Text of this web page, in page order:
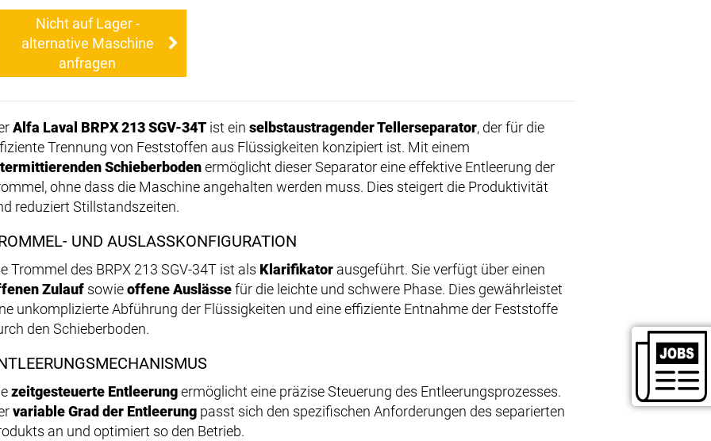
Nicht auf Lager -
alternative Maschine
anfragen
Alfa Laval BRPX 213 SGV-34T ist ein selbstaustragender Tellerseparator, der für die
Trennung von Feststoffen aus Flüssigkeiten konzipiert ist. Mit einem
Schieberbodenermöglicht dieser Separator eine effektive Entleerung der
ohne dass die Maschine angehalten werden muss. Dies steigert die Produktivität
reduziert Stillstandszeiten.
UND AUSLASSKONFIGURATION
Trommel des BRPX 213 SGV-34T ist als Klarifikator ausgeführt. Sie verfügt über einen
Zulauf sowieoffene Auslässefür die leichte und schwere Phase. Dies gewährleistet
unkomplizierte Abführung der Flüssigkeiten und eine effiziente Entnahme der Feststoffe
den Schieberboden.
zeitgesteuerte Entleerungermöglicht eine präzise Steuerung des Entleerungsprozesses.
variable Grad der Entleerung passt sich den spezifischen Anforderungen des separierten
an und optimiert so den Betrieb.